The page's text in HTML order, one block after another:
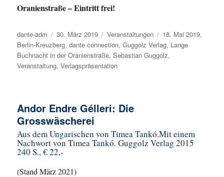
Oranienstraße – Eintritt frei!
Autor
dante-adm
Veröffentlicht
am
30. März 2019 Kategorien
Veranstaltungen Schlagwörter
18. Mai 2019,
Berlin-Kreuzberg,dante connection,Guggolz Verlag, Lange
Buchnacht in der Oranienstraße,Sebastian Guggolz,
Veranstaltung,Verlagspräsentation
Andor Endre Gélleri: Die
Grosswäscherei
Aus dem Ungarischen von Timea Tankó.Mit einem
Nachwort von Timea Tankó. Guggolz Verlag 2015
240 S., € 22,-
(Stand März 2021)